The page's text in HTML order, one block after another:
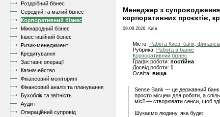
Роздрібний бізнес
Середній та малий бізнес
Корпоративний бізнес
Міжнародний бізнес
Інвестиційний бізнес
Ризик-менеджмент
Кредитування
Заставні операції
Казначейство
Фінансовий моніторинг
Фінансовий аналіз та планування
Бухоблік та звітність
Аудит
Операційний супровід
Менеджер з
корпоративних проєктів,
09.08.2026, Київ
Місто: Работа Киев: банк, финансы
Рубрика: Работа в банке
Корпоративний бізнес
Графік роботи: постійна
Досвід роботи: 1
Освіта: вища
Sense Bank — це державний банк
просто місцем для роботи, а
місії — створювати сенси, щоб
Шукаємо людину, яка буде: